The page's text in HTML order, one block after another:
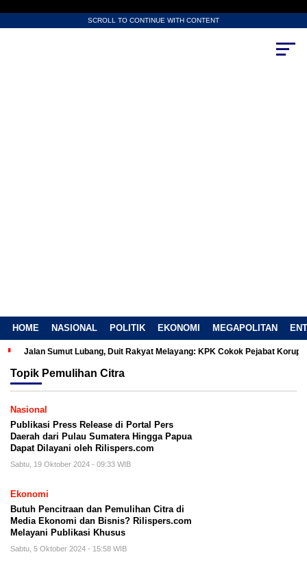
SCROLL TO CONTINUE WITH CONTENT
HOME NASIONAL POLITIK EKONOMI MEGAPOLITAN
Jalan Sumut Lubang, Duit Rakyat Melayang: KPK Cokok Pejabat Korup
Topik Pemulihan Citra
Nasional
Publikasi Press Release di Portal Pers
Daerah dari Pulau Sumatera Hingga Papua
Dapat Dilayani oleh Rilispers.com
Sabtu, 19 Oktober 2024 - 09:33 WIB
Ekonomi
Butuh Pencitraan dan Pemulihan Citra di
Media Ekonomi dan Bisnis? Rilispers.com
Melayani Publikasi Khusus
Sabtu, 5 Oktober 2024 - 15:58 WIB